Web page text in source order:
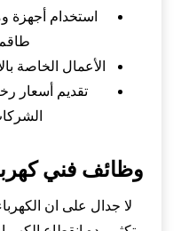
استخدام أجهزة
طاقم
الأعمال الخاصة
تقديم أسعار
وظائف فني
لا جدال على ان